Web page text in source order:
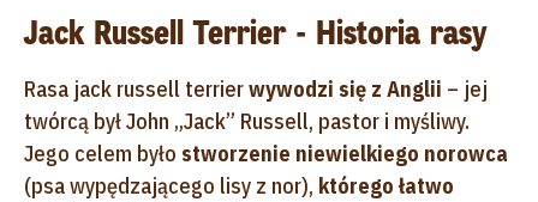
Jack Russell Terrier - Historia rasy
Rasa jack russell terrierwywodzi się z Anglii – jej
twórcą był John „Jack” Russell, pastor i myśliwy.
Jego celem było stworzenie niewielkiego norowca
(psa wypędzającego lisy z nor), którego łatwo